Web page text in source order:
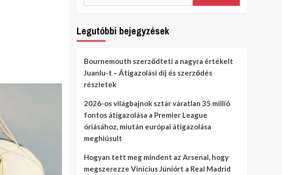
Legutóbbi bejegyzések
Bournemouth szerződteti a nagyra értékelt
Juanlu-t – Átigazolási díj és szerződés
részletek
2026-os világbajnok sztár váratlan 35 millió
fontos átigazolása a Premier League
óriásához, miután európai átigazolása
meghiúsult
Hogyan tett meg mindent az Arsenal, hogy
megszerezze Vinícius Júniórt a Real Madrid